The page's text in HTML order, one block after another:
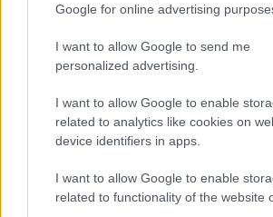
Google for online advertising
I want to allow Google to send me
personalized advertising.
I want to allow Google to enable
related to analytics like cookies on
device identifiers in apps.
I want to allow Google to enable
related to functionality of the website